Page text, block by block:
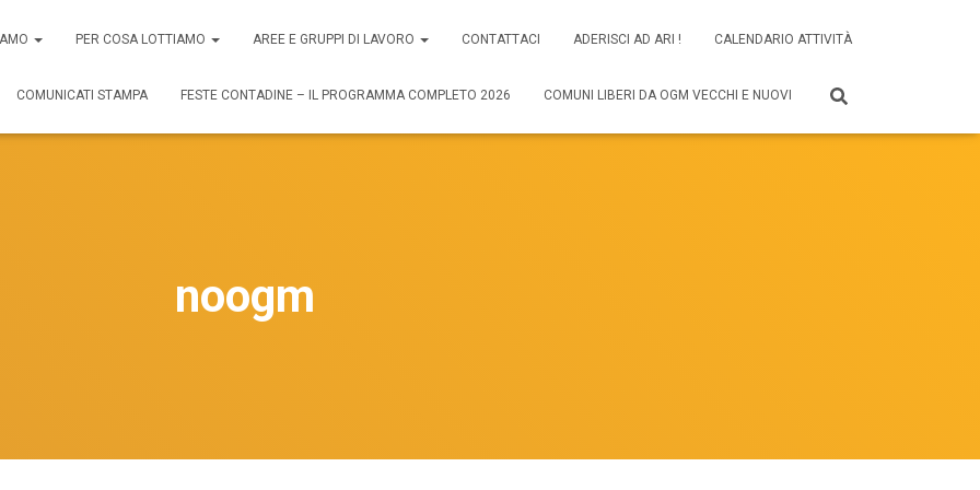
PER COSA LOTTIAMO AREE E GRUPPI DI LAVORO CONTATTACI ADERISCI AD ARI ! CALENDARIO ATTIVITÀ
COMUNICATI STAMPA FESTE CONTADINE – IL PROGRAMMA COMPLETO 2026 COMUNI LIBERI DA OGM VECCHI E NUOVI
noogm